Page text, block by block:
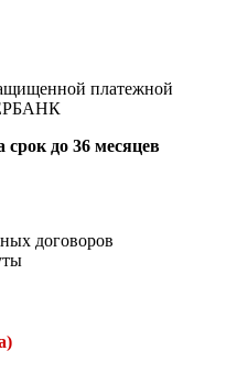
платежной
срок до 36 месяцев
договоров